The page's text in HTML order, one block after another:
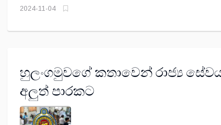
2024-11-04
හුලංගමුවගේ කතාවෙන් රාජ්‍ය
අලුත් පාරකට